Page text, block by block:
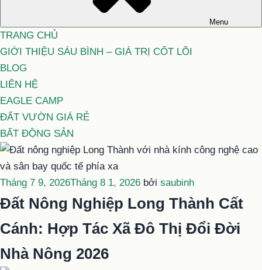
Menu
TRANG CHỦ
GIỚI THIỆU SÁU BÌNH – GIÁ TRỊ CỐT LÕI
BLOG
LIÊN HỆ
EAGLE CAMP
ĐẤT VƯỜN GIÁ RẺ
BẤT ĐỘNG SẢN
Đăng
trong
Tháng 7 9, 2026Tháng 8 1, 2026 bởi saubinh
Đất Nông Nghiệp Long Thành Cất
Cánh: Hợp Tác Xã Đô Thị Đổi Đời
Nhà Nông 2026